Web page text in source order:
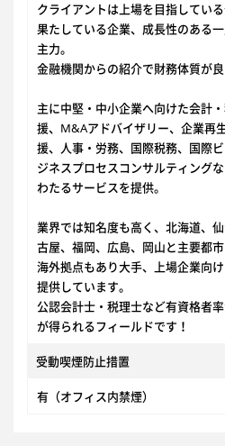
クライアントは上場を目指してい
果たしている企業、成長性のある
主力。
金融機関からの紹介で財務体質が
主に中堅・中小企業へ向けた会計
援、M&Aアドバイザリー、企業再
援、人事・労務、国際税務、国際
ジネスプロセスコンサルティング
わたるサービスを提供。
業界では知名度も高く、北海道、
古屋、福岡、広島、岡山と主要都
海外拠点もあり大手、上場企業向
提供しています。
公認会計士・税理士など有資格者
が得られるフィールドです！
受動喫煙防止措置
有（オフィス内禁煙）